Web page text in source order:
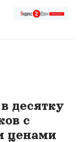
десятку
с
ценами